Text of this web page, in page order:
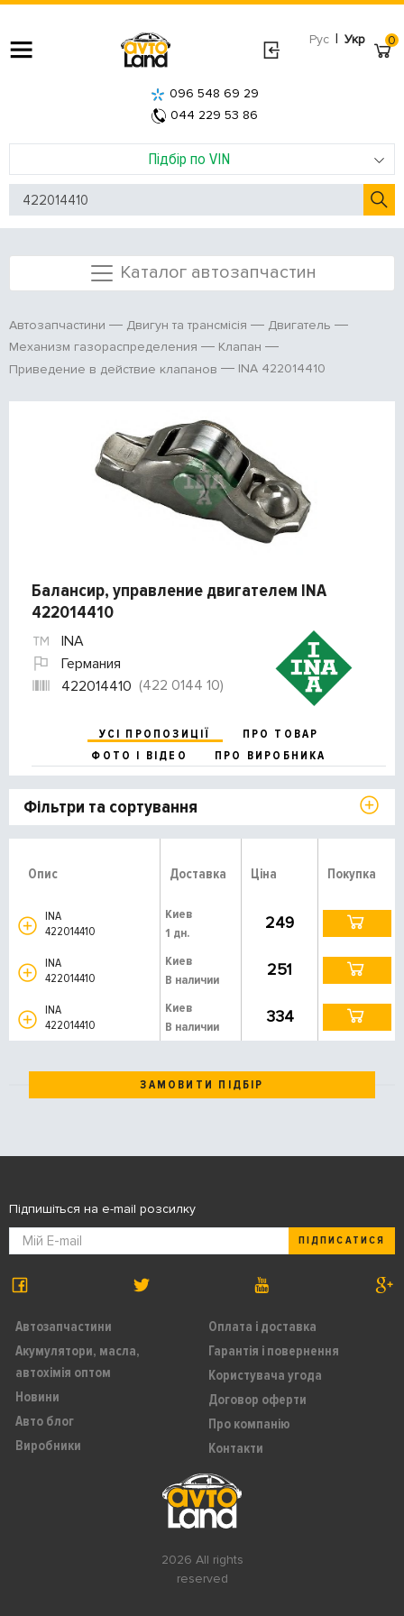
Рус | Укр
Підбір по VIN
096 548 69 29
044 229 53 86
0
Каталог автозапчастин
Автозапчастини Двигун та трансмісія
Двигатель
Механизм газораспределения
Клапан
Приведение в действие клапанов
INA 422014410
Балансир, управление двигателем INA
422014410
INA
Германия
422014410 (422 0144 10)
УСІ ПРОПОЗИЦІЇ
ПРО ТОВАР
ФОТО І ВІДЕО
ПРО ВИРОБНИКА
Фільтри та сортування
Опис Доставка Ціна Покупка
INA
422014410
Киев
1 дн.
249
INA
422014410
Киев
В наличии
251
INA
422014410
Киев
В наличии
334
ЗАМОВИТИ ПІДБІР
2026 All rights
reserved
Автозапчастини
Акумулятори, масла,
автохімія оптом
Новини
Авто блог
Виробники
Оплата і доставка
Гарантія і повернення
Користувача угода
Договор оферти
Про компанію
Контакти
Підпишіться на e-mail розсилку
ПІДПИСАТИСЯ